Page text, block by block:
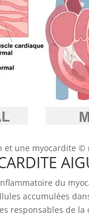
et une myocardite ©
du
accumulées
responsables de